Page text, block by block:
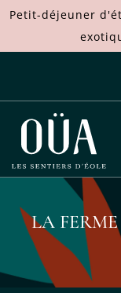
Petit-déjeuner
LA